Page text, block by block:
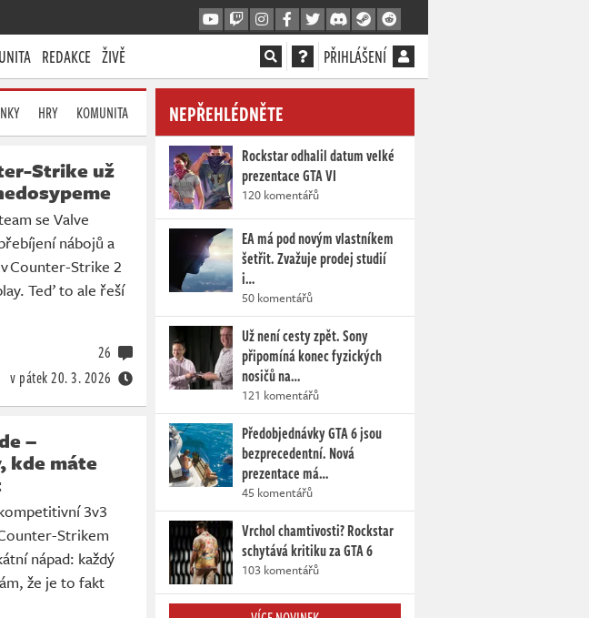
REDAKCE ŽIVĚ PŘIHLÁŠENÍ
HRY KOMUNITA
Strike už
se Valve
nábojů a
Counter-Strike 2
Teď to ale řeší
v pátek20. 3. 2026
26
–
kde máte
3v3
Strikem
nápad: každý
že je to fakt
NEPŘEHLÉDNĚTE
Rockstar odhalil datum velké
prezentace GTA VI
120 komentářů
EA má pod novým vlastníkem
šetřit. Zvažuje prodej studií
i…
50 komentářů
Už není cesty zpět. Sony
připomíná konec fyzických
nosičů na…
121 komentářů
Předobjednávky GTA 6 jsou
bezprecedentní. Nová
prezentace má…
45 komentářů
Vrchol chamtivosti? Rockstar
schytává kritiku za GTA 6
103 komentářů